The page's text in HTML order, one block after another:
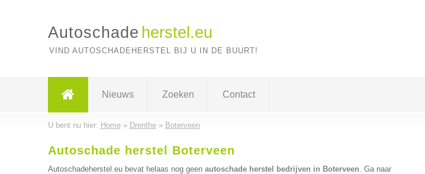
Autoschade herstel.eu
VIND AUTOSCHADEHERSTEL BIJ U IN DE BUURT!
Nieuws Zoeken Contact
U bent nu hier: Home» Drenthe» Boterveen
Autoschade herstel Boterveen
Autoschadeherstel.eu bevat helaas nog geen autoschade herstel bedrijven in Boterveen. Ga naar